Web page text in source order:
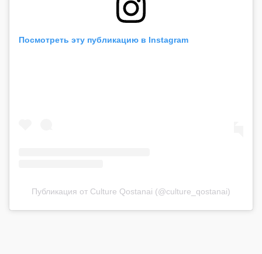
Посмотреть эту публикацию в Instagram
Публикация от Culture Qostanai (@culture_qostanai)